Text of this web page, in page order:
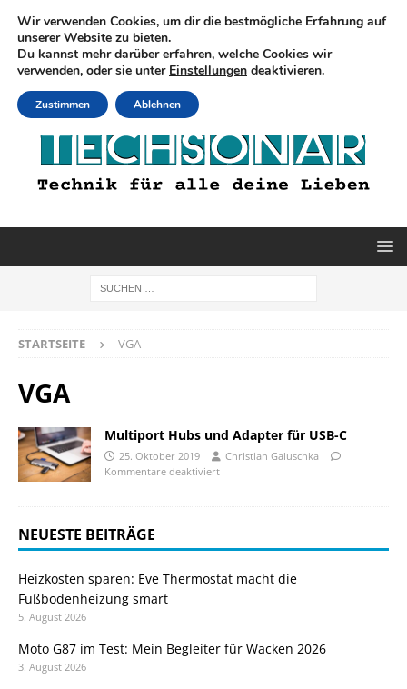
STARTSEITE VGA
VGA
Multiport Hubs und Adapter für USB-C
25. Oktober 2019
Christian Galuschka
Kommentare deaktiviert
NEUESTE BEITRÄGE
Heizkosten sparen: Eve Thermostat macht die
Fußbodenheizung smart
5. August 2026
Moto G87 im Test: Mein Begleiter für Wacken 2026
3. August 2026
Wir verwenden Cookies, um dir die bestmögliche Erfahrung auf
unserer Website zu bieten.
Du kannst mehr darüber erfahren, welche Cookies wir
verwenden, oder sie unter Einstellungen deaktivieren.
Zustimmen Ablehnen